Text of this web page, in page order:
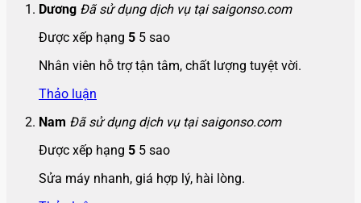
Dương Đã sử dụng dịch vụ tại saigonso.com
Được xếp hạng 5 5 sao
Nhân viên hỗ trợ tận tâm, chất lượng tuyệt vời.
Thảo luận
Nam Đã sử dụng dịch vụ tại saigonso.com
Được xếp hạng 5 5 sao
Sửa máy nhanh, giá hợp lý, hài lòng.